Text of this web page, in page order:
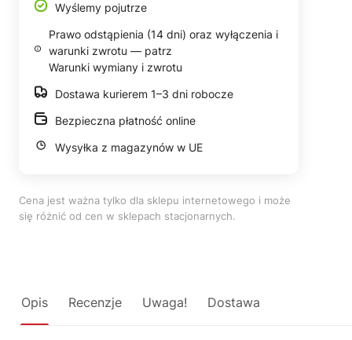
Wyślemy pojutrze
Prawo odstąpienia (14 dni) oraz wyłączenia i
warunki zwrotu — patrz
Warunki wymiany i zwrotu
Dostawa kurierem 1–3 dni robocze
Bezpieczna płatność online
Wysyłka z magazynów w UE
Cena jest ważna tylko dla sklepu internetowego i może
się różnić od cen w sklepach stacjonarnych.
Opis Recenzje Uwaga! Dostawa